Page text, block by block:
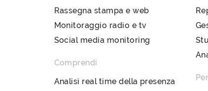
Rassegna stampa e web
Monitoraggio radio e tv
Social media monitoring
Comprendi
Analisi real time della presenza